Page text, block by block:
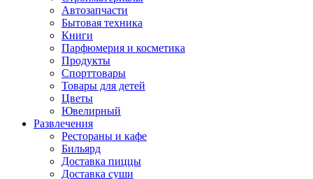
Автозапчасти
Бытовая техника
Книги
Парфюмерия и косметика
Продукты
Спорттовары
Товары для детей
Цветы
Ювелирный
Развлечения
Рестораны и кафе
Бильярд
Доставка пиццы
Доставка суши